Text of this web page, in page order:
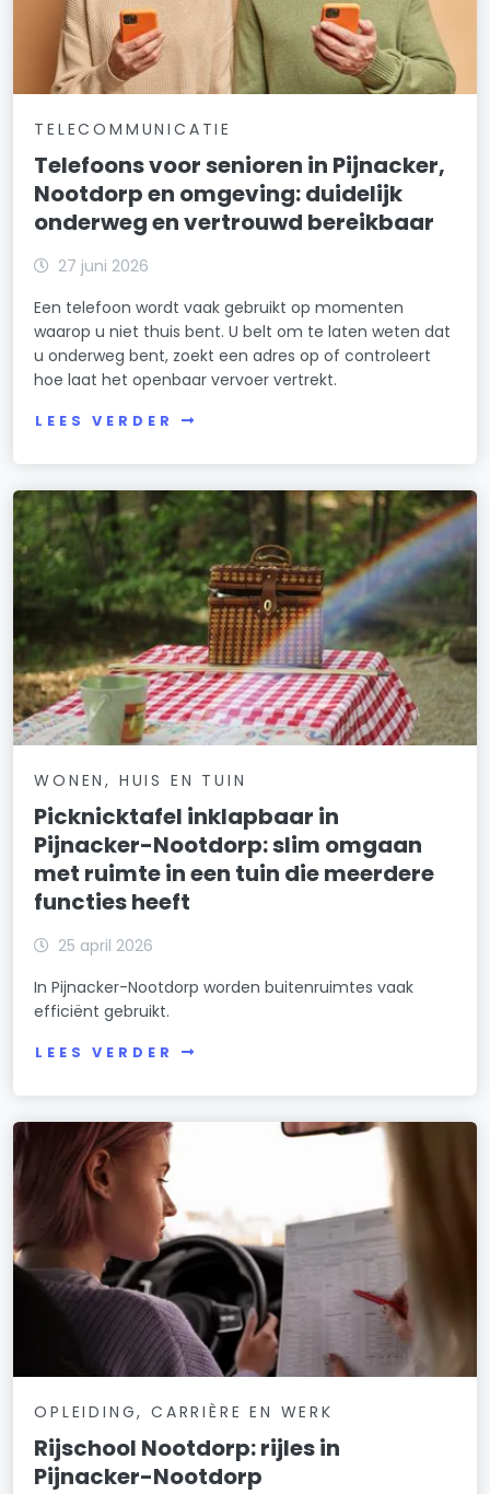
TELECOMMUNICATIE
Telefoons voor senioren in Pijnacker,
Nootdorp en omgeving: duidelijk
onderweg en vertrouwd bereikbaar
27 juni 2026
Een telefoon wordt vaak gebruikt op momenten
waarop u niet thuis bent. U belt om te laten weten dat
u onderweg bent, zoekt een adres op of controleert
hoe laat het openbaar vervoer vertrekt.
LEES VERDER
WONEN, HUIS EN TUIN
Picknicktafel inklapbaar in
Pijnacker-Nootdorp: slim omgaan
met ruimte in een tuin die meerdere
functies heeft
25 april 2026
In Pijnacker-Nootdorp worden buitenruimtes vaak
efficiënt gebruikt.
LEES VERDER
OPLEIDING, CARRIÈRE EN WERK
Rijschool Nootdorp: rijles in
Pijnacker-Nootdorp